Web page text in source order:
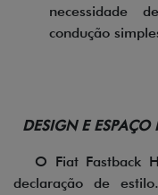
necessidade
condução
DESIGN E ESPAÇO
O Fiat Fastback
declaração de